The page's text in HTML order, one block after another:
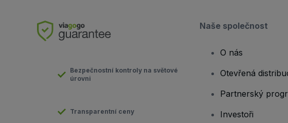
Bezpečnostní kontroly na světové
úrovni
Transparentní ceny
Naše společnost
O nás
Otevřená
Partnerský
Investoři